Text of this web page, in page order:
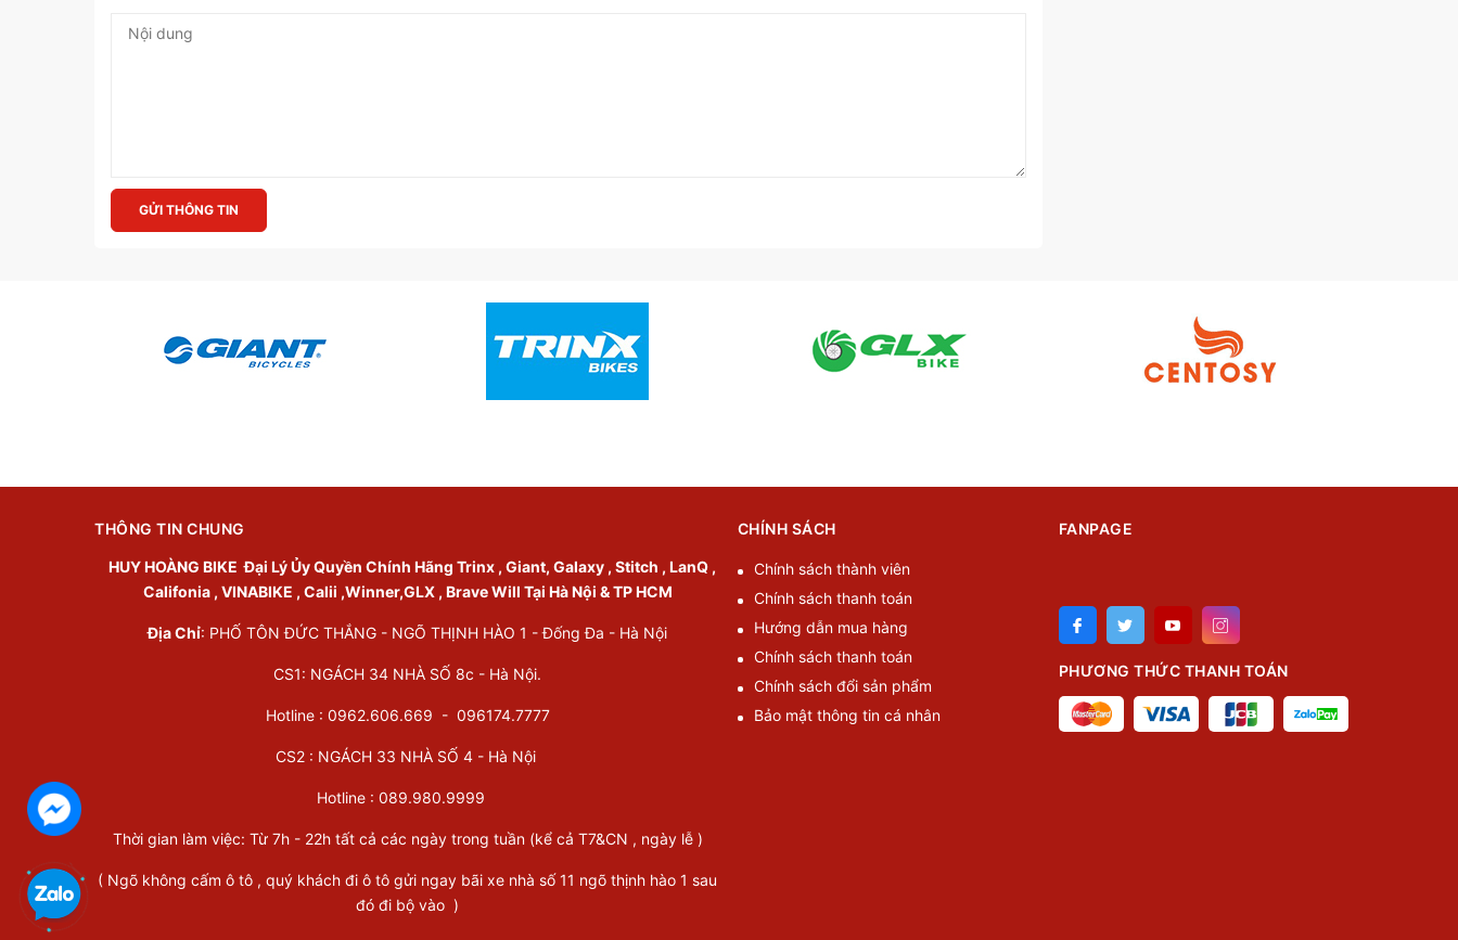
GỬI THÔNG TIN
THÔNG TIN CHUNG
HUY HOÀNG BIKE Đại Lý Ủy Quyền Chính Hãng Trinx , Giant, Galaxy , Stitch , LanQ ,
Califonia , VINABIKE , Calii ,Winner,GLX , Brave Will Tại Hà Nội & TP HCM
Địa Chỉ: PHỐ TÔN ĐỨC THẮNG - NGÕ THỊNH HÀO 1 - Đống Đa - Hà Nội
CS1: NGÁCH 34 NHÀ SỐ 8c - Hà Nội.
Hotline : 0962.606.669 - 096174.7777
CS2 : NGÁCH 33 NHÀ SỐ 4 - Hà Nội
Hotline :089.980.9999
Thời gian làm việc: Từ 7h - 22h tất cả các ngày trong tuần (kể cả T7&CN , ngày lễ )
( Ngõ không cấm ô tô , quý khách đi ô tô gửi ngay bãi xe nhà số 11 ngõ thịnh hào 1 sau
đó đi bộ vào )
CHÍNH SÁCH
Chính sách thành viên
Chính sách thanh toán
Hướng dẫn mua hàng
Chính sách thanh toán
Chính sách đổi sản phẩm
Bảo mật thông tin cá nhân
FANPAGE
PHƯƠNG THỨC THANH TOÁN